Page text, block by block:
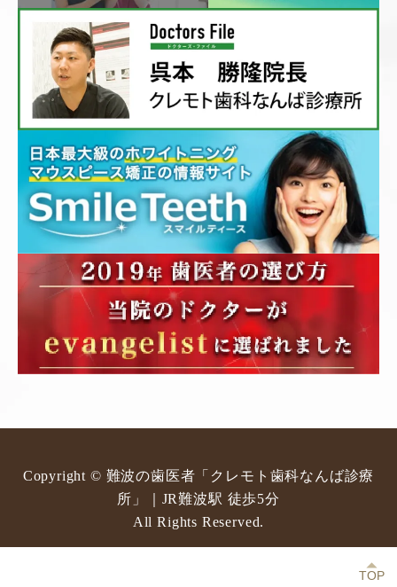
Copyright © 難波の歯医者「クレモト歯科なんば診療
所」｜JR難波駅 徒歩5分
All Rights Reserved.
TOP